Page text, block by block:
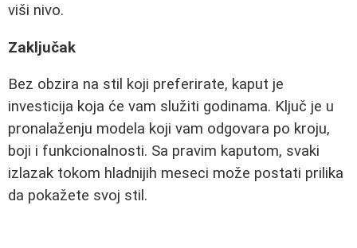
viši nivo.
Zaključak
Bez obzira na stil koji preferirate, kaput je
investicija koja će vam služiti godinama. Ključ je u
pronalaženju modela koji vam odgovara po kroju,
boji i funkcionalnosti. Sa pravim kaputom, svaki
izlazak tokom hladnijih meseci može postati prilika
da pokažete svoj stil.